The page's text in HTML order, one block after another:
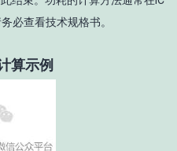
必查看技术规格书。
算示例